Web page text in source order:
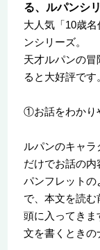
る、ルパンシ
大人気「10歳
ンシリーズ。
天才ルパンの
ると大好評です
①お話をわかり
ルパンのキャ
だけでお話の
パンフレットの
で、本文を読
頭に入ってきま
文を書くときの